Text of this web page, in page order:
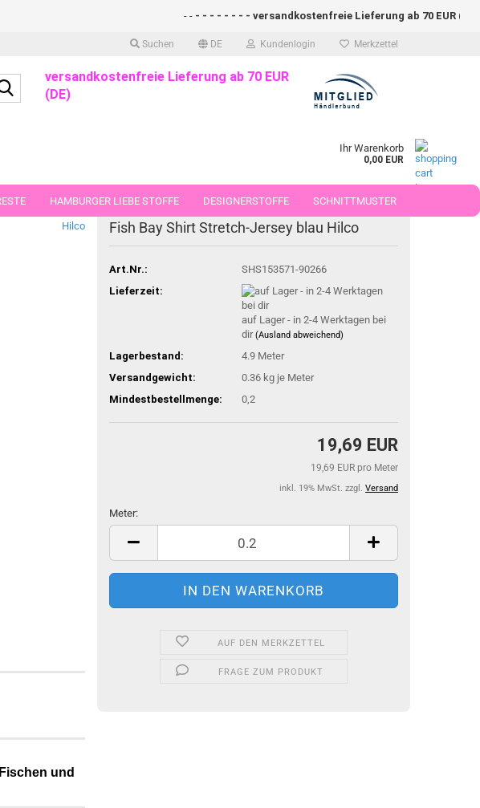
Suchen DE Kundenlogin Merkzettel
- - - - - - - - versandkostenfreie Lieferung ab 70 EUR
Suche...versandkostenfreie Lieferung ab 70 EUR
(DE)
Ihr Warenkorb
0,00 EUR
HAMBURGER LIEBE STOFFE DESIGNERSTOFFE SCHNITTMUSTER
IN STÜCKEN VON 25 UND 50 CM
Hilco
Fish Bay Shirt Stretch-Jersey blau Hilco
Art.Nr.:
SHS153571-90266
Lieferzeit:
auf Lager - in 2-4 Werktagen bei
dir(Ausland abweichend)
Lagerbestand: 4.9 Meter
Versandgewicht:
0.36 kg je Meter
Mindestbestellmenge:
0,2
19,69 EUR
19,69 EUR pro Meter
inkl. 19% MwSt. zzgl. Versand
Meter:
Meter
AUF DEN MERKZETTEL
FRAGE ZUM PRODUKT
und